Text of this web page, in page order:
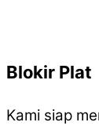
Blokir Plat
Kami siap